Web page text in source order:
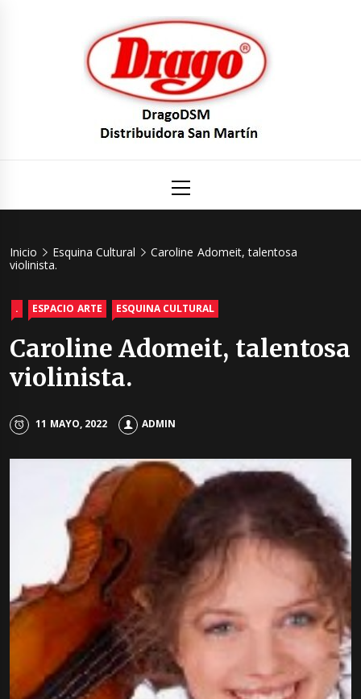
San
principal
Inicio Esquina Cultural
Caroline Adomeit, talentosa
violinista.
. ESPACIO ARTE ESQUINA CULTURAL
Caroline Adomeit, talentosa
violinista.
11 MAYO, 2022 ADMIN